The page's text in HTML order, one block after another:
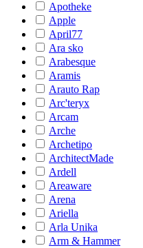
Apotheke
Apple
April77
Ara sko
Arabesque
Aramis
Arauto Rap
Arc'teryx
Arcam
Arche
Archetipo
ArchitectMade
Ardell
Areaware
Arena
Ariella
Arla Unika
Arm & Hammer